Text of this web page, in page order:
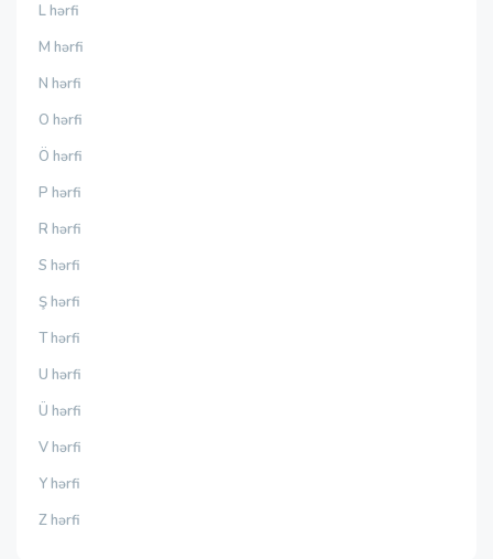
L hərfi
M hərfi
N hərfi
O hərfi
Ö hərfi
P hərfi
R hərfi
S hərfi
Ş hərfi
T hərfi
U hərfi
Ü hərfi
V hərfi
Y hərfi
Z hərfi